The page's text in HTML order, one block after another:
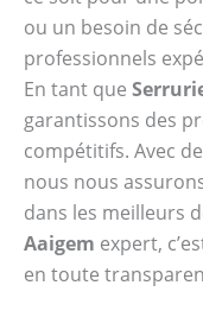
ou un besoin de
professionnels
En tant que
garantissons des
compétitifs. Avec
nous nous
dans les meilleurs
Aaigem expert,
en toute